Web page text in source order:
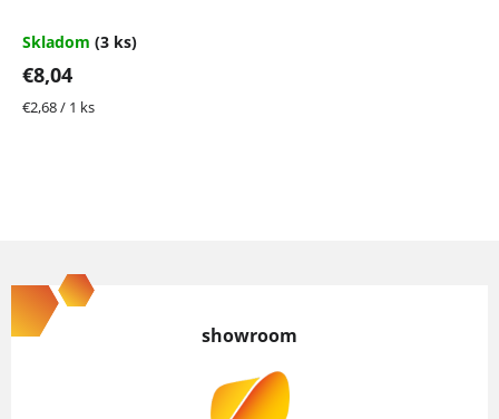
Skladom (3 ks)
€8,04
Jednotková
€2,68 / 1 ks
á
p
showroom